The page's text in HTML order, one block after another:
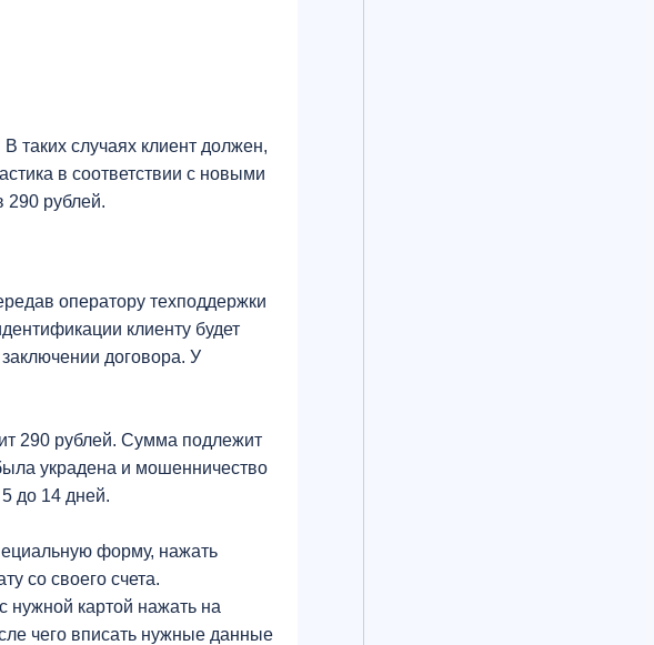
таких случаях клиент должен,
в соответствии с новыми
290 рублей.
оператору техподдержки
клиенту будет
договора. У
290 рублей. Сумма подлежит
украдена и мошенничество
до 14 дней.
форму, нажать
со своего счета.
картой нажать на
чего вписать нужные данные